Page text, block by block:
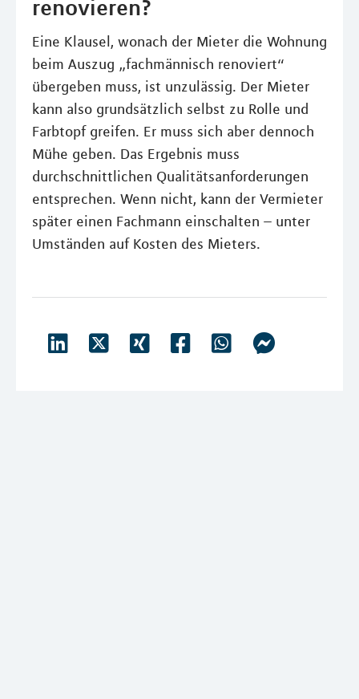
renovieren?
Eine Klausel, wonach der Mieter die Wohnung
beim Auszug „fachmännisch renoviert“
übergeben muss, ist unzulässig. Der Mieter
kann also grundsätzlich selbst zu Rolle und
Farbtopf greifen. Er muss sich aber dennoch
Mühe geben. Das Ergebnis muss
durchschnittlichen Qualitätsanforderungen
entsprechen. Wenn nicht, kann der Vermieter
später einen Fachmann einschalten – unter
Umständen auf Kosten des Mieters.